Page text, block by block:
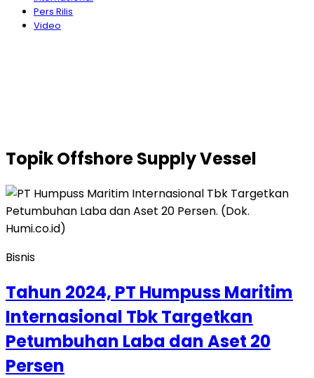
Pers Rilis
Video
TopikOffshore Supply Vessel
Bisnis
Tahun 2024, PT Humpuss Maritim
Internasional Tbk Targetkan
Petumbuhan Laba dan Aset 20
Persen